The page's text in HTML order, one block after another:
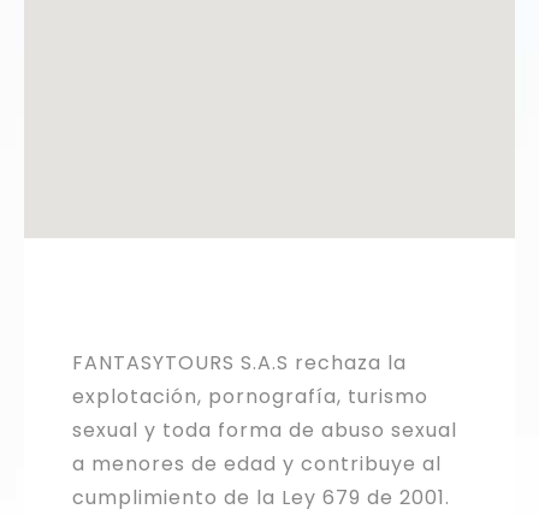
FANTASYTOURS S.A.S rechaza la
explotación, pornografía, turismo
sexual y toda forma de abuso sexual
a menores de edad y contribuye al
cumplimiento de la Ley 679 de 2001.